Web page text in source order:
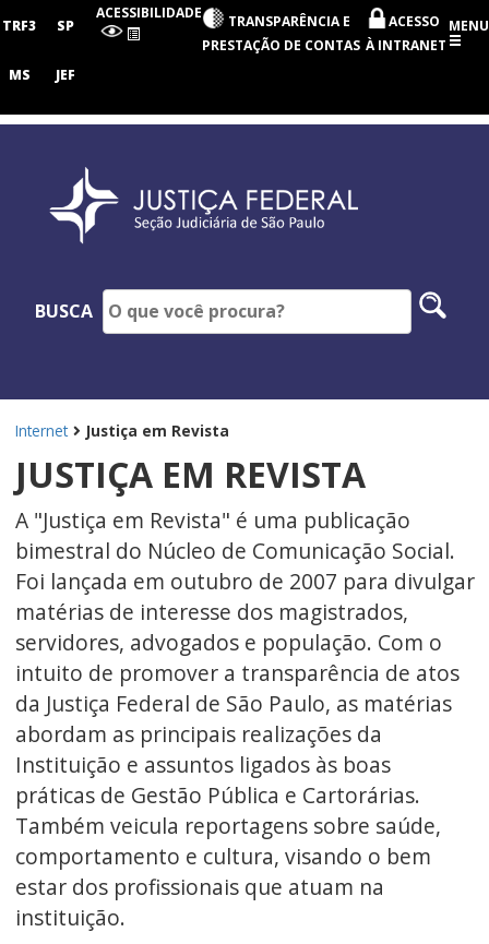
Judiciária
Paulo
TRF3 SP
MS JEF
ACESSIBILIDADE
TRANSPARÊNCIA E
PRESTAÇÃO DE CONTAS
ACESSO
À INTRANET
MENU
BUSCA
Internet Justiça em Revista
JUSTIÇA EM REVISTA
A "Justiça em Revista" é uma publicação
bimestral do Núcleo de Comunicação Social.
Foi lançada em outubro de 2007 para divulgar
matérias de interesse dos magistrados,
servidores, advogados e população. Com o
intuito de promover a transparência de atos
da Justiça Federal de São Paulo, as matérias
abordam as principais realizações da
Instituição e assuntos ligados às boas
práticas de Gestão Pública e Cartorárias.
Também veicula reportagens sobre saúde,
comportamento e cultura, visando o bem
estar dos profissionais que atuam na
instituição.